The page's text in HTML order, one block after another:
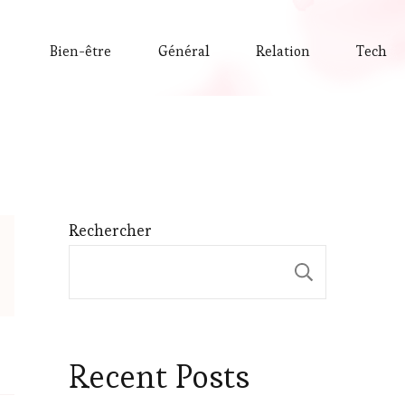
Bien-être Général Relation Tech
Rechercher
Recent Posts